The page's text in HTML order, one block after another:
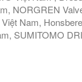
NORGREN
Nam,
SUMITOMO